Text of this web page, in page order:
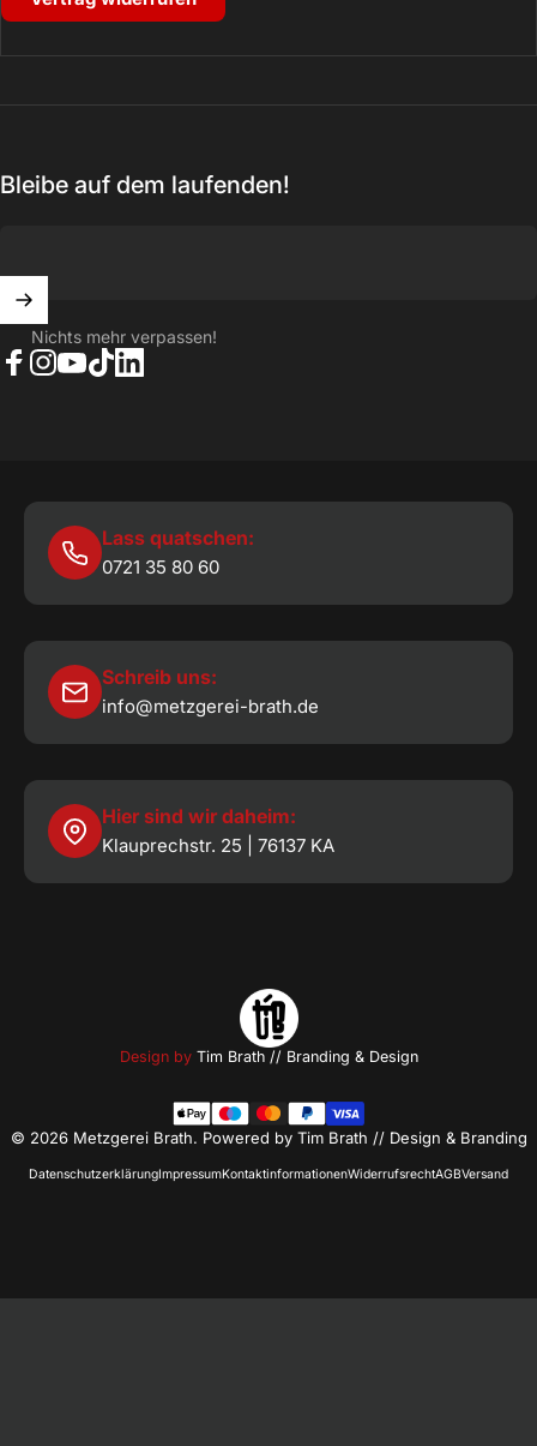
Bleibe auf dem laufenden!
Nichts mehr verpassen!
Lass quatschen:
0721 35 80 60
Schreib uns:
info@metzgerei-brath.de
Hier sind wir daheim:
Klauprechstr. 25 | 76137 KA
Design by Tim Brath // Branding & Design
© 2026 Metzgerei Brath. Powered by Tim Brath // Design & Branding
DatenschutzerklärungImpressumKontaktinformationenWiderrufsrechtAGBVersand